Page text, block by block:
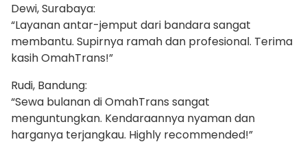
Dewi, Surabaya:
“Layanan antar-jemput dari bandara sangat
membantu. Supirnya ramah dan profesional. Terima
kasih OmahTrans!”
Rudi, Bandung:
“Sewa bulanan di OmahTrans sangat
menguntungkan. Kendaraannya nyaman dan
harganya terjangkau. Highly recommended!”